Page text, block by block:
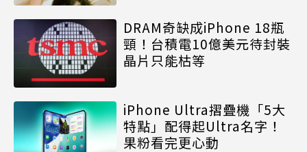
DRAM奇缺成iPhone 18瓶
頸！台積電10億美元待封裝
晶片只能枯等
iPhone Ultra摺疊機「5大
特點」配得起Ultra名字！
果粉看完更心動